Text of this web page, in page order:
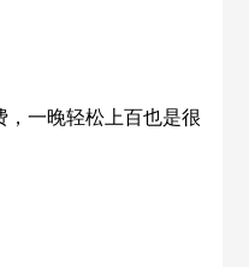
一晚轻松上百也是很